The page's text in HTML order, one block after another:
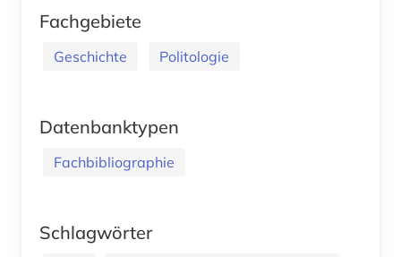
Fachgebiete
Geschichte Politologie
Datenbanktypen
Fachbibliographie
Schlagwörter